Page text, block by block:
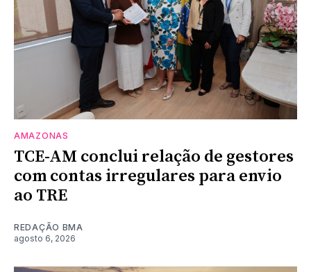
AMAZONAS
TCE-AM conclui relação de gestores
com contas irregulares para envio
ao TRE
REDAÇÃO BMA
agosto 6, 2026